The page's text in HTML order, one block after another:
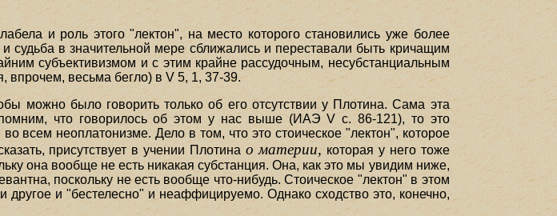
и роль этого "лектон", на место которого становились уже более
в значительной мере сближались и переставали быть кричащим
субъективизмом и с этим крайне рассудочным, несубстанциальным
впрочем, весьма бегло) в V 5, 1, 37-39.
можно было говорить только об его отсутствии у Плотина. Сама эта
что говорилось об этом у нас выше (ИАЭ V с. 86-121), то это
всем неоплатонизме. Дело в том, что это стоическое "лектон", которое
присутствует в учении Плотина о материи,которая у него тоже
она вообще не есть никакая субстанция. Она, как это мы увидим ниже,
поскольку не есть вообще что-нибудь. Стоическое "лектон" в этом
и "бестелесно" и неаффицируемо. Однако сходство это, конечно,